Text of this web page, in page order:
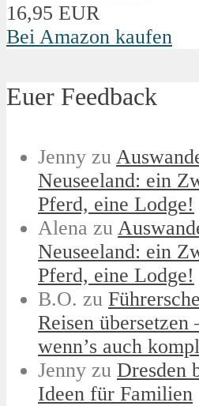
16,95 EUR
Bei Amazon kaufen
Euer Feedback
Jenny zu
Neuseeland: ein
Pferd, eine Lodge!
Alena zu
Neuseeland: ein
Pferd, eine Lodge!
B.O. zu
Reisen
wenn’s auch
Jenny zu Dresden
Ideen für Familien